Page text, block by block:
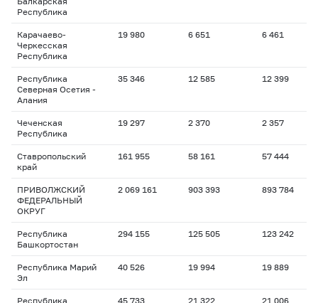
Республика
Карачаево-
Черкесская
Республика
19 980 6 651 6 461
Республика
Северная Осетия -
Алания
35 346 12 585 12 399
Чеченская
Республика
19 297 2 370 2 357
Ставропольский
край
161 955 58 161 57 444
ПРИВОЛЖСКИЙ
ФЕДЕРАЛЬНЫЙ
ОКРУГ
2 069 161 903 393 893 784
Республика
Башкортостан
294 155 125 505 123 242
Республика Марий
Эл
40 526 19 994 19 889
Республика 45 733 21 322 21 006